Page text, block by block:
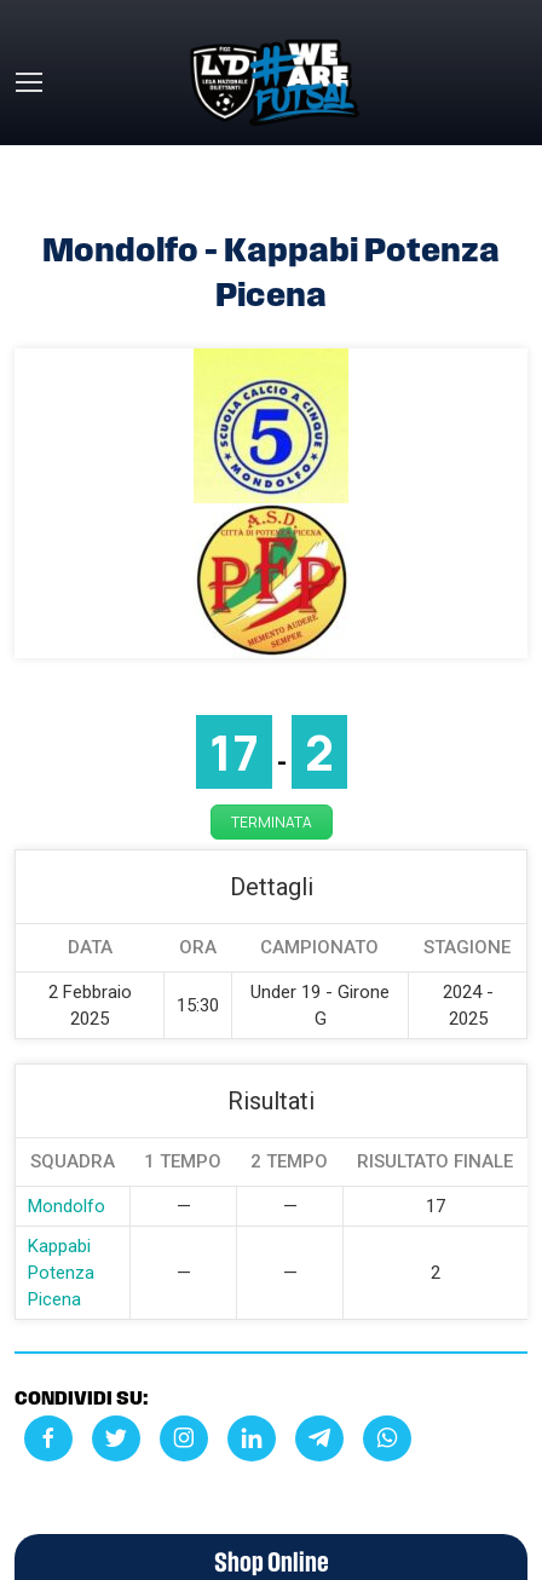
Mondolfo – Kappabi Potenza
Picena
17 - 2
TERMINATA
Dettagli
DATA ORA CAMPIONATO STAGIONE
2 Febbraio
2025
15:30
Under 19 - Girone
G
2024 -
2025
Risultati
SQUADRA 1 TEMPO 2 TEMPO RISULTATO FINALE
Mondolfo — —
17
Kappabi
Potenza
Picena
— — 2
CONDIVIDI SU:
Shop Online